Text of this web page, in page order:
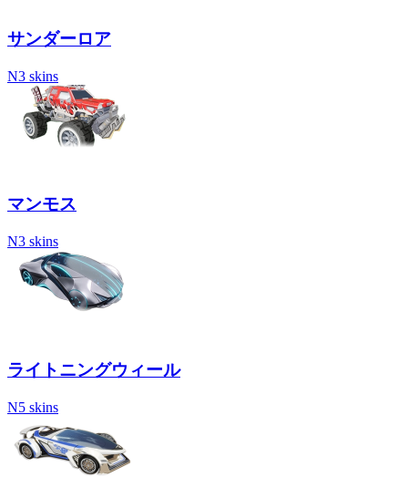
サンダーロア
N3 skins
マンモス
N3 skins
ライトニングウィール
N5 skins